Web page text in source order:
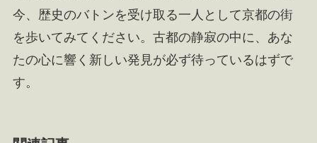
今、歴史のバトンを受け取る一人として京都の街
を歩いてみてください。古都の静寂の中に、あな
たの心に響く新しい発見が必ず待っているはずで
す。